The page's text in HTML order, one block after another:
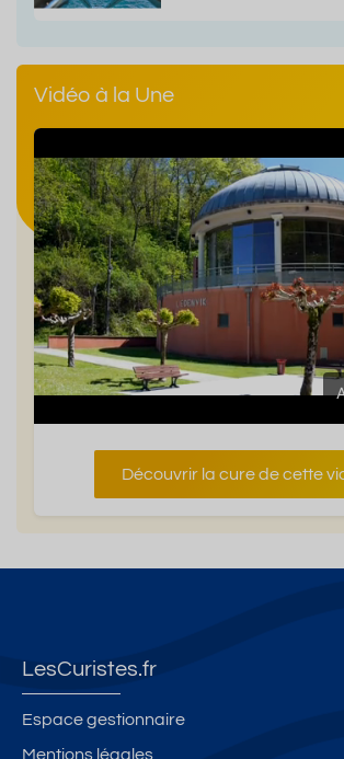
Vidéo à la Une
Découvrir la cure de cette
LesCuristes.fr
Espace gestionnaire
Mentions légales